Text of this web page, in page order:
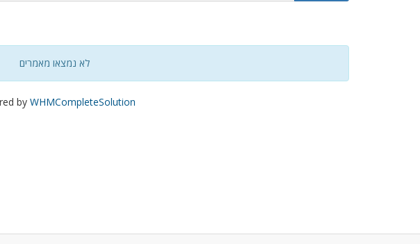
לא נמצאו מאמרים
by WHMCompleteSolution